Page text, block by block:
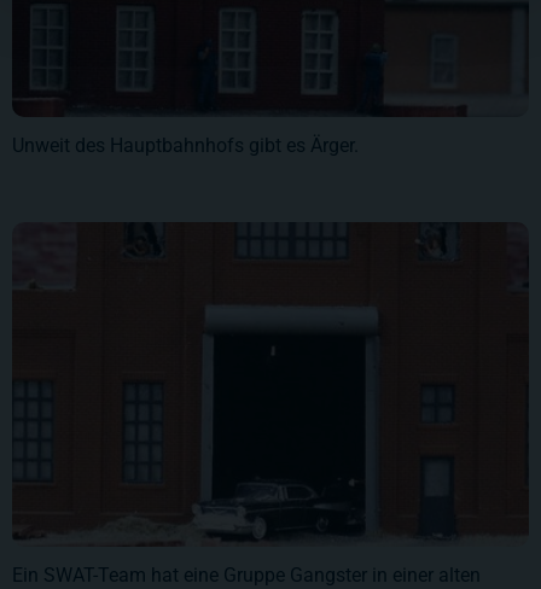
Unweit des Hauptbahnhofs gibt es Ärger.
Ein SWAT-Team hat eine Gruppe Gangster in einer alten